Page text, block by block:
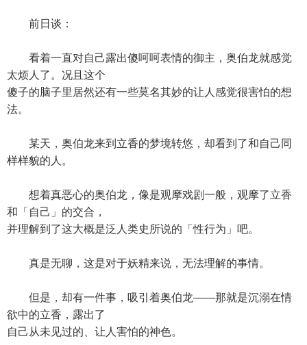
前日谈：
看着一直对自己露出傻呵呵表情的御主，奥伯龙就感觉
太烦人了。况且这个
傻子的脑子里居然还有一些莫名其妙的让人感觉很害怕的想
法。
某天，奥伯龙来到立香的梦境转悠，却看到了和自己同
样样貌的人。
想着真恶心的奥伯龙，像是观摩戏剧一般，观摩了立香
和「自己」的交合，
并理解到了这大概是泛人类史所说的「性行为」吧。
真是无聊，这是对于妖精来说，无法理解的事情。
但是，却有一件事，吸引着奥伯龙——那就是沉溺在情
欲中的立香，露出了
自己从未见过的、让人害怕的神色。